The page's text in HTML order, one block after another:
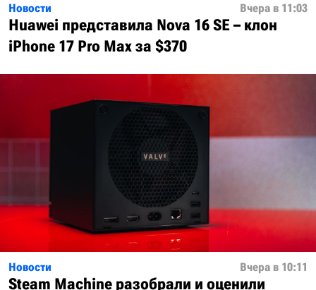
Новости Вчера в 11:03
Huawei представила Nova 16 SE – клон
iPhone 17 Pro Max за $370
Новости Вчера в 10:11
Steam Machine разобрали и оценили